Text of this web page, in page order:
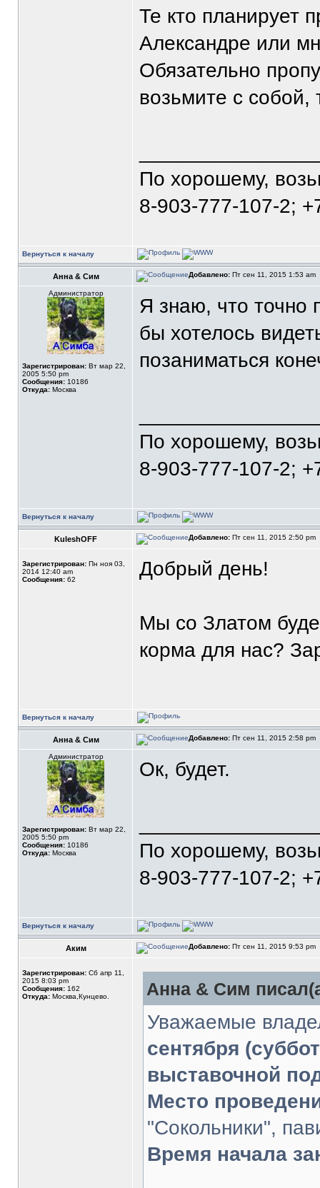
Те кто планирует
Александре или
Обязательно
возьмите с собой,
По хорошему,
8-903-777-107-2;
Вернуться к началу
Анна & Сим Добавлено: Пт сен 11, 2015 1:53 am
Администратор
Зарегистрирован: Вт мар 22,
2005 5:50 pm
Сообщения: 10186
Откуда: Москва
Я знаю, что точно
бы хотелось
позаниматься
По хорошему,
8-903-777-107-2;
Вернуться к началу
KuleshOFF Добавлено: Пт сен 11, 2015 2:50 pm
Зарегистрирован: Пн ноя 03,
2014 12:40 am
Сообщения: 62 Добрый день!
Мы со Златом
корма для нас?
Вернуться к началу
Анна & Сим Добавлено: Пт сен 11, 2015 2:58 pm
Администратор
Зарегистрирован: Вт мар 22,
2005 5:50 pm
Сообщения: 10186
Откуда: Москва
Ок, будет.
По хорошему,
8-903-777-107-2;
Вернуться к началу
Аким Добавлено: Пт сен 11, 2015 9:53 pm
Зарегистрирован: Сб апр 11,
2015 8:03 pm
Сообщения: 162
Откуда: Москва,Кунцево. Анна & Сим
Уважаемые
сентября
выставочной
Место
"Сокольники",
Время начала